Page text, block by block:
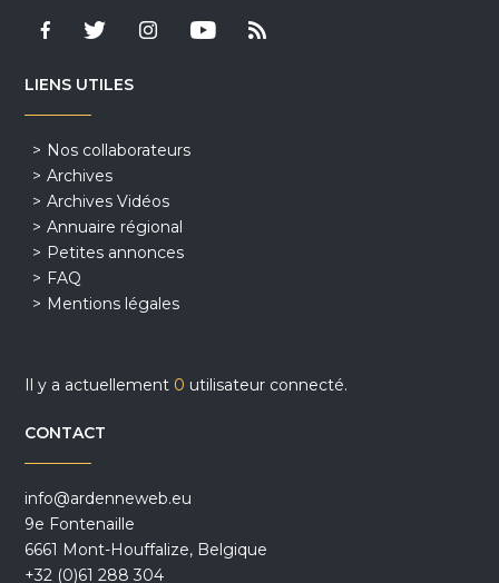
LIENS UTILES
Nos collaborateurs
Archives
Archives Vidéos
Annuaire régional
Petites annonces
FAQ
Mentions légales
Il y a actuellement 0 utilisateur connecté.
CONTACT
info@ardenneweb.eu
9e Fontenaille
6661 Mont-Houffalize, Belgique
+32 (0)61 288 304